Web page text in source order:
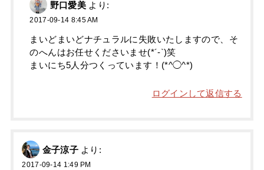
野口愛美 より:
2017-09-14 8:45 AM
まいどまいどナチュラルに失敗いたしますので、そ
のへんはお任せくださいませ(*´-`)笑
まいにち5人分つくっています！(*^◯^*)
ログインして返信する
金子涼子 より:
2017-09-14 1:49 PM